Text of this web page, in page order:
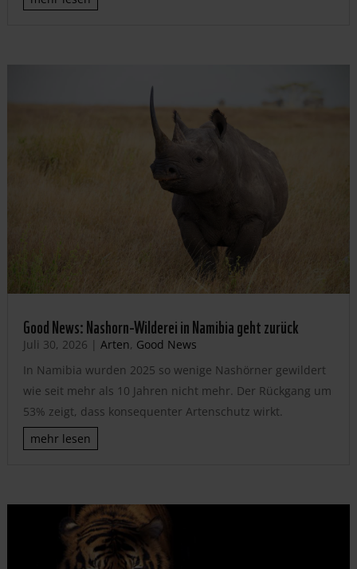
Good News: Nashorn-Wilderei in Namibia geht zurück
Juli 30, 2026 | Arten, Good News
In Namibia wurden 2025 so wenige Nashörner gewildert
wie seit mehr als 10 Jahren nicht mehr. Der Rückgang um
53% zeigt, dass konsequenter Artenschutz wirkt.
mehr lesen